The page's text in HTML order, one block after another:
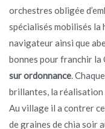
orchestres obligée
spécialisés mobilisés
navigateur ainsi que
bonnes pour franchir la
sur ordonnance .
brillantes, la réalisation
Au village il a contrer
de graines de chia soir